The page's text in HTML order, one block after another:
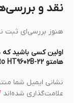
نقد و بررسی‌ها
هنوز بررسی‌ای ثبت
اولین کسی باشید که
هامتو humtto HT9602B-22”
نشانی ایمیل شما منتشر
علامت‌گذاری شده‌اند*